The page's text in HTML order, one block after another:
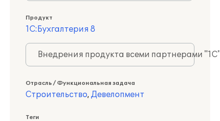
Продукт
1С:Бухгалтерия 8
Внедрения продукта всеми партнерами
Отрасль / Функциональная задача
Строительство, Девелопмент
Теги